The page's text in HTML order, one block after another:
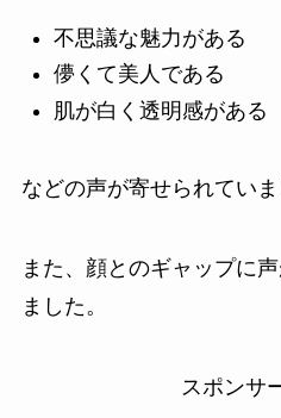
不思議な魅力がある
儚くて美人である
肌が白く透明感がある
などの声が寄せられていま
また、顔とのギャップに
ました。
スポンサ